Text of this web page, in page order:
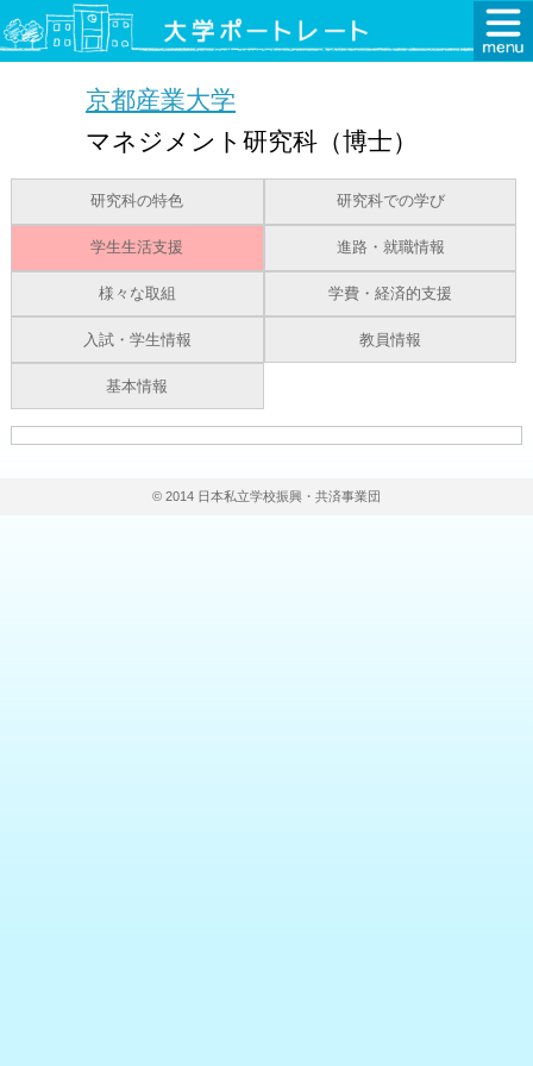
京都産業大学
マネジメント研究科（博士）
研究科の特色 研究科での学び
学生生活支援 進路・就職情報
様々な取組 学費・経済的支援
入試・学生情報 教員情報
基本情報
© 2014 日本私立学校振興・共済事業団